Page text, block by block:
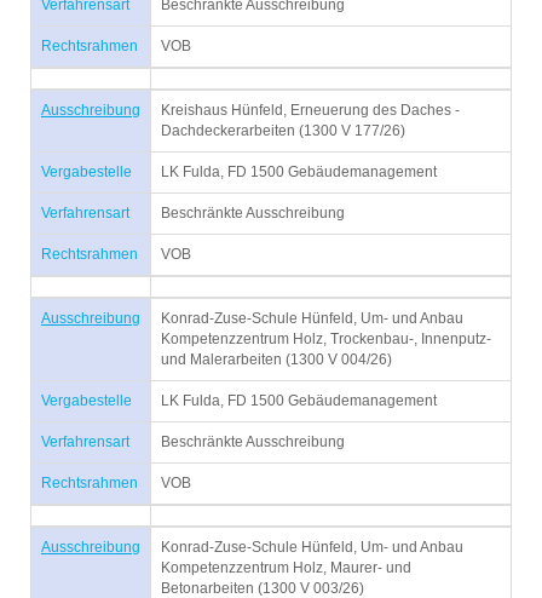
Verfahrensart Beschränkte Ausschreibung
Rechtsrahmen VOB
Ausschreibung
Kreishaus Hünfeld, Erneuerung des Daches -
Dachdeckerarbeiten (1300 V 177/26)
Vergabestelle LK Fulda, FD 1500 Gebäudemanagement
Verfahrensart Beschränkte Ausschreibung
Rechtsrahmen VOB
Ausschreibung
Konrad-Zuse-Schule Hünfeld, Um- und Anbau
Kompetenzzentrum Holz, Trockenbau-, Innenputz-
und Malerarbeiten (1300 V 004/26)
Vergabestelle LK Fulda, FD 1500 Gebäudemanagement
Verfahrensart Beschränkte Ausschreibung
Rechtsrahmen VOB
Ausschreibung
Konrad-Zuse-Schule Hünfeld, Um- und Anbau
Kompetenzzentrum Holz, Maurer- und
Betonarbeiten (1300 V 003/26)